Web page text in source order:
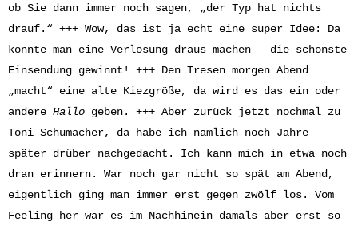
ob Sie dann immer noch sagen, „der Typ hat nichts
drauf.“ +++ Wow, das ist ja echt eine super Idee: Da
könnte man eine Verlosung draus machen – die schönste
Einsendung gewinnt! +++ Den Tresen morgen Abend
„macht“ eine alte Kiezgröße, da wird es das ein oder
andere Hallo geben. +++ Aber zurück jetzt nochmal zu
Toni Schumacher, da habe ich nämlich noch Jahre
später drüber nachgedacht. Ich kann mich in etwa noch
dran erinnern. War noch gar nicht so spät am Abend,
eigentlich ging man immer erst gegen zwölf los. Vom
Feeling her war es im Nachhinein damals aber erst so